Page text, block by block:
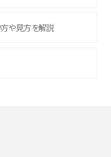
方や見方を解説
説
・復元する方法も解説